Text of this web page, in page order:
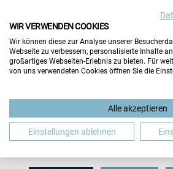
BERUFLICHE ORIENTIERUNG
WIR VERWENDEN COOKIES
Wir können diese zur Analyse unserer
Webseite zu verbessern, personalisierte Inhalte
großartiges Webseiten-Erlebnis zu bieten. Für
von uns verwendeten Cookies öffnen Sie die
Alle akzeptieren
Einstellungen ablehnen